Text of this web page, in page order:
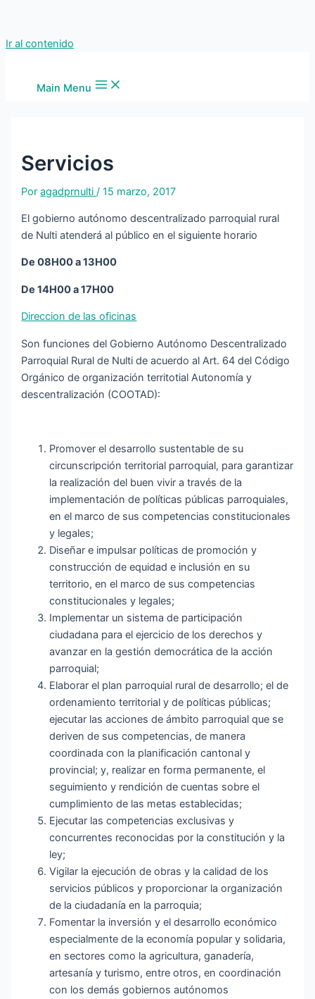
Ir al contenido
Main Menu
Servicios
Poragadprnulti/15 marzo, 2017
El gobierno autónomo descentralizado parroquial rural
de Nulti atenderá al público en el siguiente horario
De 08H00 a 13H00
De 14H00 a 17H00
Direccion de las oficinas
Son funciones del Gobierno Autónomo Descentralizado
Parroquial Rural de Nulti de acuerdo al Art. 64 del Código
Orgánico de organización territotial Autonomía y
descentralización (COOTAD):
Promover el desarrollo sustentable de su
circunscripción territorial parroquial, para garantizar
la realización del buen vivir a través de la
implementación de políticas públicas parroquiales,
en el marco de sus competencias constitucionales
y legales;
Diseñar e impulsar políticas de promoción y
construcción de equidad e inclusión en su
territorio, en el marco de sus competencias
constitucionales y legales;
Implementar un sistema de participación
ciudadana para el ejercicio de los derechos y
avanzar en la gestión democrática de la acción
parroquial;
Elaborar el plan parroquial rural de desarrollo; el de
ordenamiento territorial y de políticas públicas;
ejecutar las acciones de ámbito parroquial que se
deriven de sus competencias, de manera
coordinada con la planificación cantonal y
provincial; y, realizar en forma permanente, el
seguimiento y rendición de cuentas sobre el
cumplimiento de las metas establecidas;
Ejecutar las competencias exclusivas y
concurrentes reconocidas por la constitución y la
ley;
Vigilar la ejecución de obras y la calidad de los
servicios públicos y proporcionar la organización
de la ciudadanía en la parroquia;
Fomentar la inversión y el desarrollo económico
especialmente de la economía popular y solidaria,
en sectores como la agricultura, ganadería,
artesanía y turismo, entre otros, en coordinación
con los demás gobiernos autónomos